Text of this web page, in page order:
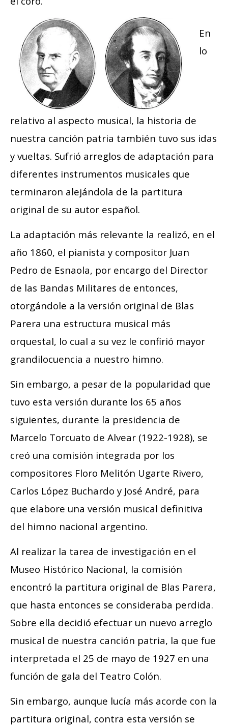
En
lo
relativo al aspecto musical, la historia de
nuestra canción patria también tuvo sus idas
y vueltas. Sufrió arreglos de adaptación para
diferentes instrumentos musicales que
terminaron alejándola de la partitura
original de su autor español.
La adaptación más relevante la realizó, en el
año 1860, el pianista y compositor Juan
Pedro de Esnaola, por encargo del Director
de las Bandas Militares de entonces,
otorgándole a la versión original de Blas
Parera una estructura musical más
orquestal, lo cual a su vez le confirió mayor
grandilocuencia a nuestro himno.
Sin embargo, a pesar de la popularidad que
tuvo esta versión durante los 65 años
siguientes, durante la presidencia de
Marcelo Torcuato de Alvear (1922-1928), se
creó una comisión integrada por los
compositores Floro Melitón Ugarte Rivero,
Carlos López Buchardo y José André, para
que elabore una versión musical definitiva
del himno nacional argentino.
Al realizar la tarea de investigación en el
Museo Histórico Nacional, la comisión
encontró la partitura original de Blas Parera,
que hasta entonces se consideraba perdida.
Sobre ella decidió efectuar un nuevo arreglo
musical de nuestra canción patria, la que fue
interpretada el 25 de mayo de 1927 en una
función de gala del Teatro Colón.
Sin embargo, aunque lucía más acorde con la
partitura original, contra esta versión se